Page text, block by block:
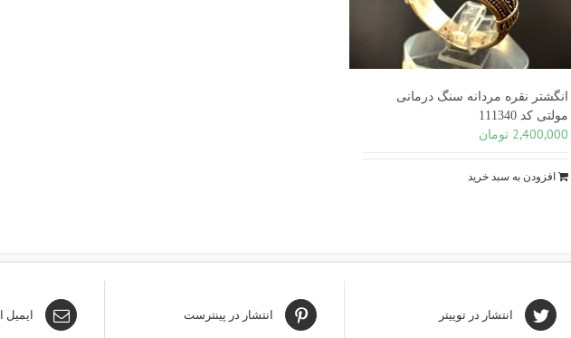
انگشتر نقره مردانه سنگ درمانی
مولتی کد 111340
2,400,000 تومان
افزودن به سبد خرید
انتشار در توییتر انتشار در پینترست